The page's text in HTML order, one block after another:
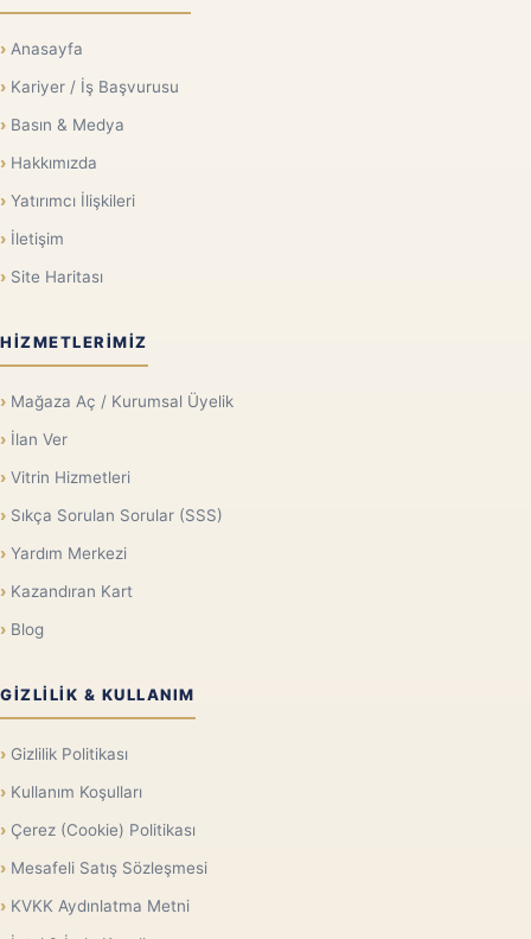
Anasayfa
Kariyer / İş Başvurusu
Basın & Medya
Hakkımızda
Yatırımcı İlişkileri
İletişim
Site Haritası
HIZMETLERIMIZ
Mağaza Aç / Kurumsal Üyelik
İlan Ver
Vitrin Hizmetleri
Sıkça Sorulan Sorular (SSS)
Yardım Merkezi
Kazandıran Kart
Blog
GIZLILIK & KULLANIM
Gizlilik Politikası
Kullanım Koşulları
Çerez (Cookie) Politikası
Mesafeli Satış Sözleşmesi
KVKK Aydınlatma Metni